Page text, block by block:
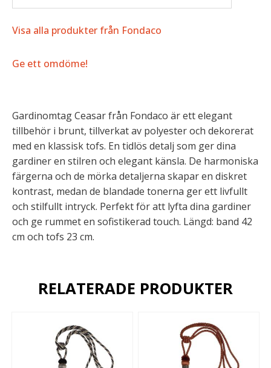
Visa alla produkter från Fondaco
Ge ett omdöme!
Gardinomtag Ceasar från Fondaco är ett elegant
tillbehör i brunt, tillverkat av polyester och dekorerat
med en klassisk tofs. En tidlös detalj som ger dina
gardiner en stilren och elegant känsla. De harmoniska
färgerna och de mörka detaljerna skapar en diskret
kontrast, medan de blandade tonerna ger ett livfullt
och stilfullt intryck. Perfekt för att lyfta dina gardiner
och ge rummet en sofistikerad touch. Längd: band 42
cm och tofs 23 cm.
RELATERADE PRODUKTER